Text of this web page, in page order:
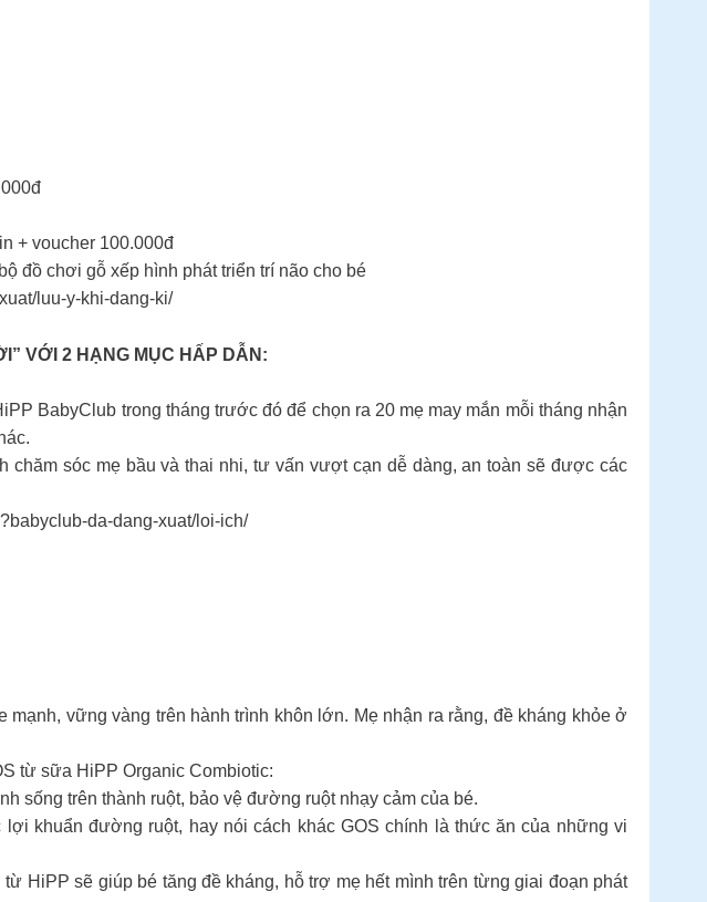
+ voucher 100.000đ
đồ chơi gỗ xếp hình phát triển trí não cho bé
luu-y-khi-dang-ki/
VỚI 2 HẠNG MỤC HẤP DẪN:
BabyClub trong tháng trước đó để chọn ra 20 mẹ may mắn mỗi tháng nhận
chăm sóc mẹ bầu và thai nhi, tư vấn vượt cạn dễ dàng, an toàn sẽ được các
da-dang-xuat/loi-ich/
vững vàng trên hành trình khôn lớn. Mẹ nhận ra rằng, đề kháng khỏe ở
từ sữa HiPP Organic Combiotic:
sống trên thành ruột, bảo vệ đường ruột nhạy cảm của bé.
khuẩn đường ruột, hay nói cách khác GOS chính là thức ăn của những vi
HiPP sẽ giúp bé tăng đề kháng, hỗ trợ mẹ hết mình trên từng giai đoạn phát